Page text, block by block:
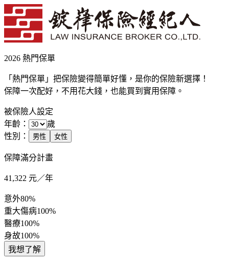
2026 熱門保單
「熱門保單」把保險變得簡單好懂，是你的保險新選擇！
保障一次配好，不用花大錢，也能買到實用保障。
被保險人設定
年齡：
歲
性別：
男性 女性
保障滿分計畫
41,322 元／年
意外80%
重大傷病100%
醫療100%
身故100%
我想了解